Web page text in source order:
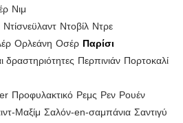
Νιμ
Ντίσνεϋλαντ Ντοβίλ Ντρε
Ορλεάνη Οσέρ Παρίσι
δραστηριότητες Περπινιάν Πορτοκαλί
Προφυλακτικό Ρεμς Ρεν Ρουέν
Μαξίμ Σαλόν-en-σαμπάνια Σαντιγύ